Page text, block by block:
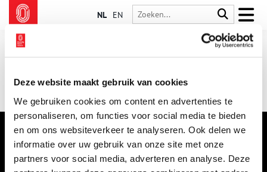
Deze website maakt gebruik van cookies
We gebruiken cookies om content en advertenties te
personaliseren, om functies voor social media te bieden
en om ons websiteverkeer te analyseren. Ook delen we
informatie over uw gebruik van onze site met onze
partners voor social media, adverteren en analyse. Deze
NL EN
VERHALEN